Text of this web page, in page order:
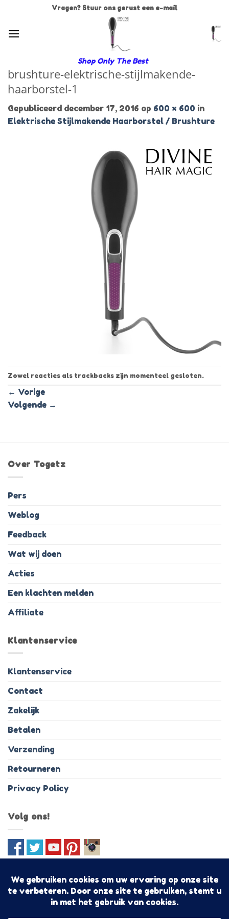
inhoud
Vragen? Stuur ons gerust een e-mail
Shop Only The Best
brushture-elektrische-stijlmakende-
haarborstel-1
Gepubliceerd december 17, 2016 op 600 × 600 in
Elektrische Stijlmakende Haarborstel / Brushture
Zowel reacties als trackbacks zijn momenteel gesloten.
← Vorige
Volgende →
Over Togetz
Pers
Weblog
Feedback
Wat wij doen
Acties
Een klachten melden
Affiliate
Klantenservice
Klantenservice
Contact
Zakelijk
Betalen
Verzending
Retourneren
Privacy Policy
Volg ons!
MasterCard